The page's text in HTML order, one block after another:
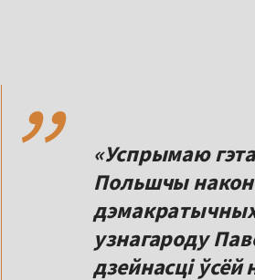
,,
«Успрымаю
Польшчы
узнагароду
дзейнасці